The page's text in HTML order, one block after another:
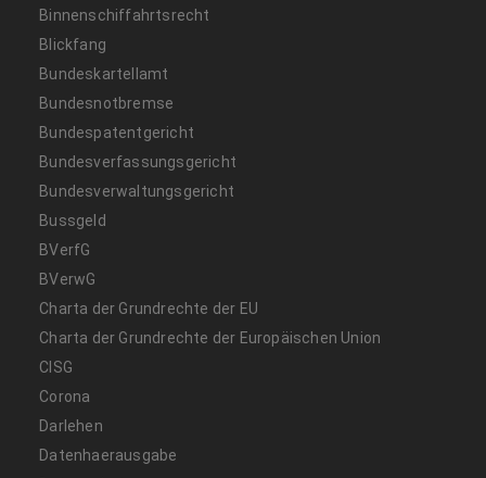
Binnenschiffahrtsrecht
Blickfang
Bundeskartellamt
Bundesnotbremse
Bundespatentgericht
Bundesverfassungsgericht
Bundesverwaltungsgericht
Bussgeld
BVerfG
BVerwG
Charta der Grundrechte der EU
Charta der Grundrechte der Europäischen Union
CISG
Corona
Darlehen
Datenhaerausgabe